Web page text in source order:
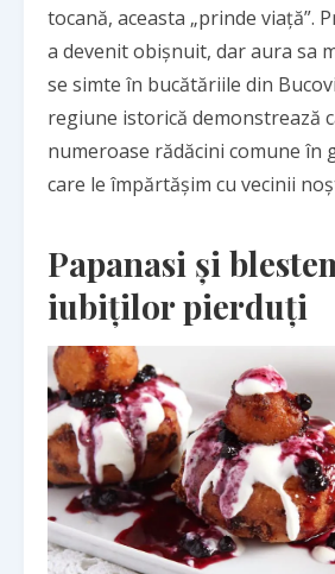
tocană, aceasta „prinde viață”.
a devenit obișnuit, dar aura sa
se simte în bucătăriile din
regiune istorică demonstrează
numeroase rădăcini comune în
care le împărtășim cu vecinii
Papanasi și
iubiților pierduți